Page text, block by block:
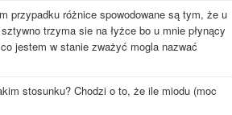
przypadku różnice spowodowane są tym, że u
trzyma sie na łyżce bo u mnie płynący
jestem w stanie zważyć mogla nazwać
stosunku? Chodzi o to, że ile miodu (moc